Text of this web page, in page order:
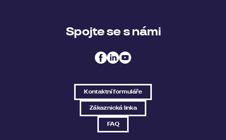
Spojte se s námi
Kontaktní formuláře
Zákaznická linka
FAQ